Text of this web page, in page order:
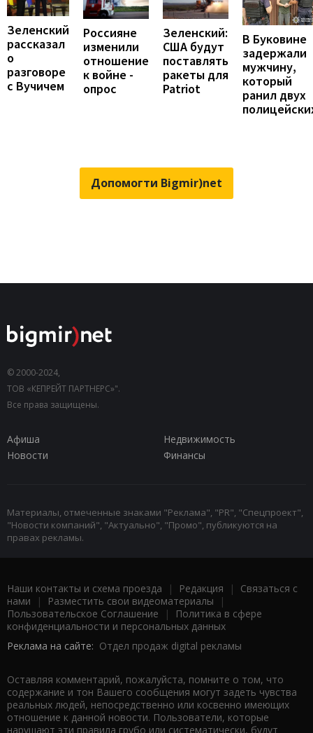
Зеленский
рассказал
о
разговоре
с Вучичем
Россияне
изменили
отношение
к войне -
опрос
Зеленский:
США будут
поставлять
ракеты для
Patriot
В Буковине
задержали
мужчину,
который
ранил двух
Допомогти Bigmir)net
© 2000-2024,
ТОВ «КЕПРЕЙТ ПАРТНЕРС»".
Все права защищены.
Афиша
Недвижимость
Новости
Финансы
Материалы, отмеченные знаками "Реклама", "PR", "Спецпроект",
"Новости компаний", "Актуально", "Промо", публикуются на
правах рекламы.
Наши контакты и схема проезда | Редакция | Связаться с
нами | Разместить свои видеоматериалы |
Пользовательское Соглашение |
Политика в сфере
конфиденциальности и персональных данных
Реклама на сайте: Отдел продаж digital рекламы
Оставляя комментарий, пожалуйста, помните о том, что
содержание и тон Вашего сообщения могут задеть чувства
реальных людей, непосредственно или косвенно имеющих
отношение к данной новости. Пользователи, которые
нарушают эти правила грубо или систематически, будут